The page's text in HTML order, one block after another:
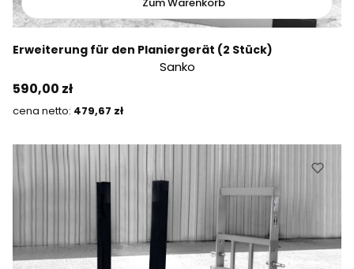
Erweiterung für den Planiergerät (2 Stück)
Sanko
Preis
590,00 zł
Preis
479,67 zł